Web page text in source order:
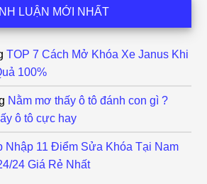
LUẬN MỚI NHẤT
TOP 7 Cách Mở Khóa Xe Janus Khi
100%
Nằm mơ thấy ô tô đánh con gì ?
ô tô cực hay
Nhập 11 Điểm Sửa Khóa Tại Nam
24 Giá Rẻ Nhất